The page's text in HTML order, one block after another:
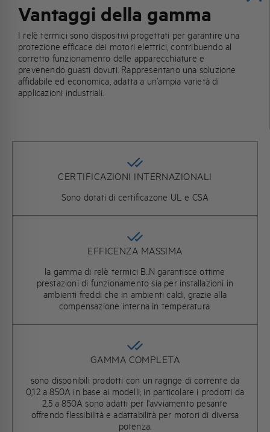
Vantaggi della gamma
I relè termici sono dispositivi progettati per garantire una
protezione efficace dei motori elettrici, contribuendo al
corretto funzionamento delle apparecchiature e
prevenendo guasti dovuti. Rappresentano una soluzione
affidabile ed economica, adatta a un’ampia varietà di
applicazioni industriali.
CERTIFICAZIONI INTERNAZIONALI
Sono dotati di certificazone UL e CSA
EFFICENZA MASSIMA
la gamma di relè termici B..N garantisce ottime
prestazioni di funzionamento sia per installazioni in
ambienti freddi che in ambienti caldi, grazie alla
compensazione interna in temperatura.
GAMMA COMPLETA
sono disponibili prodotti con un ragnge di corrente da
0,12 a 850A in base ai modelli; in particolare i prodotti da
2,5 a 850A sono adatti per l'avviamento pesante
offrendo flessibilità e adattabilità per motori di diversa
potenza.